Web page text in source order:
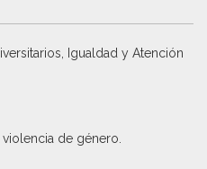
Igualdad y Atención
de género